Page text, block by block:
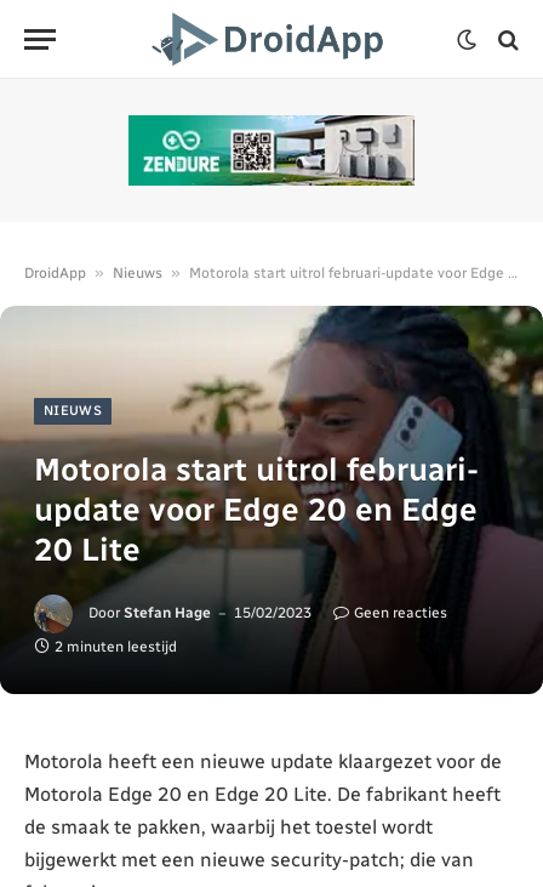
DroidApp » Nieuws » Motorola start uitrol februari-update voor Edge 20 en Edge 20 Lite
NIEUWS
Motorola start uitrol februari-
update voor Edge 20 en Edge
20 Lite
Door Stefan Hage 15/02/2023
Geen reacties
2 minuten leestijd
Motorola heeft een nieuwe update klaargezet voor de
Motorola Edge 20 en Edge 20 Lite. De fabrikant heeft
de smaak te pakken, waarbij het toestel wordt
bijgewerkt met een nieuwe security-patch; die van